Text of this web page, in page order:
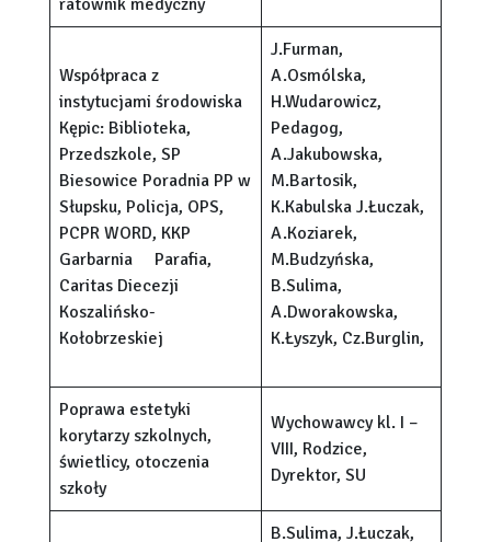
ratownik medyczny
Współpraca z
instytucjami środowiska
Kępic: Biblioteka,
Przedszkole, SP
Biesowice Poradnia PP w
Słupsku, Policja, OPS,
PCPR WORD, KKP
Garbarnia Parafia,
Caritas Diecezji
Koszalińsko-
Kołobrzeskiej
J.Furman,
A.Osmólska,
H.Wudarowicz,
Pedagog,
A.Jakubowska,
M.Bartosik,
K.Kabulska J.Łuczak,
A.Koziarek,
M.Budzyńska,
B.Sulima,
A.Dworakowska,
K.Łyszyk, Cz.Burglin,
Poprawa estetyki
korytarzy szkolnych,
świetlicy, otoczenia
szkoły
Wychowawcy kl. I –
VIII, Rodzice,
Dyrektor, SU
B.Sulima, J.Łuczak,